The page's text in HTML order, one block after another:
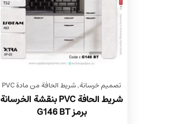
تصميم خرسانة,شريط الحافة من مادة PVC
شريط الحافة PVC بنقشة الخرسانة
برمز G146 BT